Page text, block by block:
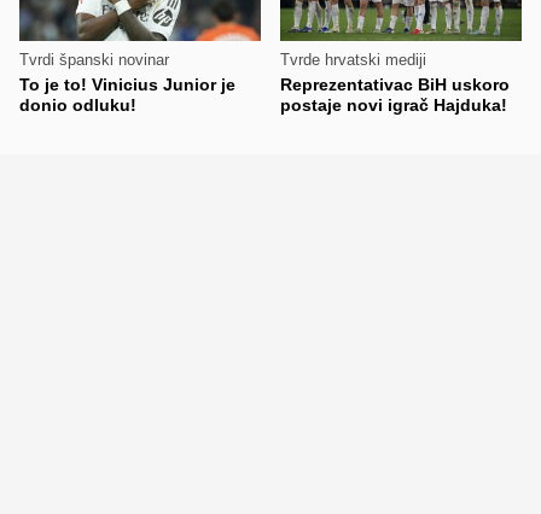
Tvrdi španski novinar
To je to! Vinicius Junior je
donio odluku!
Tvrde hrvatski mediji
Reprezentativac BiH uskoro
postaje novi igrač Hajduka!